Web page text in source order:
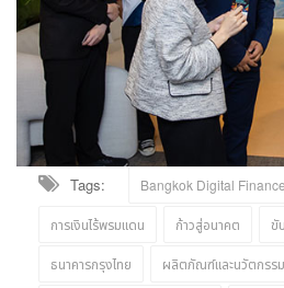
Tags: Bangkok Digital
การเงินไร้พรมแดน ก้าวสู่อนาคต ขั
ธนาคารกรุงไทย ผลิตภัณฑ์และนวัตกรรม